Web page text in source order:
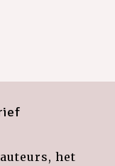
het